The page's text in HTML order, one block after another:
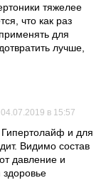
тяжелее
что как раз
для
лучше,
04.07.2019 в 15:57
Гипертолайф и для
Видимо состав
давление и